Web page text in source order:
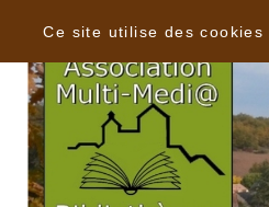
Ce site utilise des